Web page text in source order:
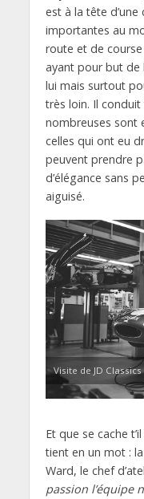
est à la tête
importantes au
route et de
ayant pour but de
lui mais surtout
très loin. Il
nombreuses sont
celles qui ont eu
peuvent prendre
d’élégance sans
aiguisé.
Visite de JD Classics
Et que se cache
tient en un mot :
Ward, le chef
passion l’équipe